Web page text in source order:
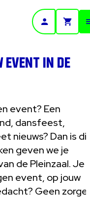
EVENT IN DE
event? Een
dansfeest,
nieuws? Dan is
geven we je
de Pleinzaal. Je
event, op jouw
Geen